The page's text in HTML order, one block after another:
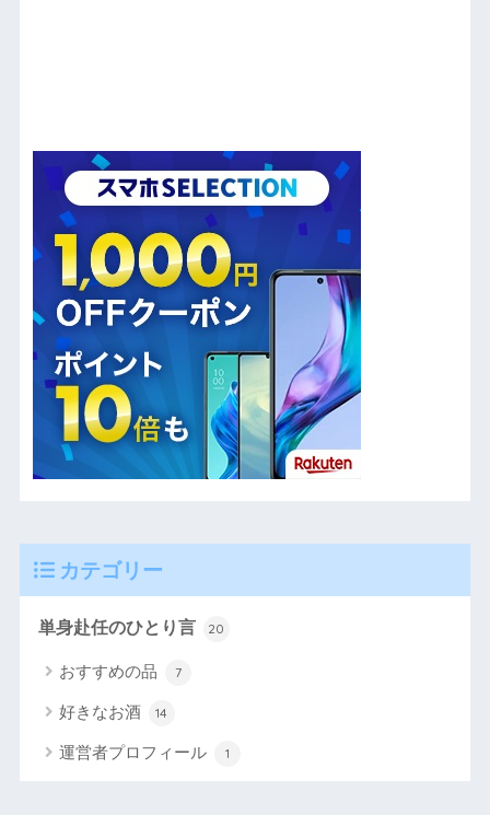
カテゴリー
単身赴任のひとり言 20
おすすめの品 7
好きなお酒 14
運営者プロフィール 1